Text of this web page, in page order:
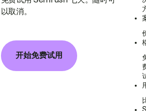
以取消。
开始免费试用